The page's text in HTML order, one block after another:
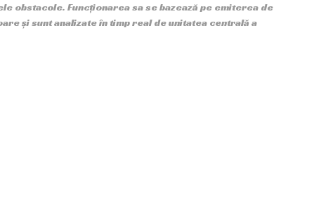
obstacole. Funcționarea sa se bazează pe emiterea de
și sunt analizate în timp real de unitatea centrală a